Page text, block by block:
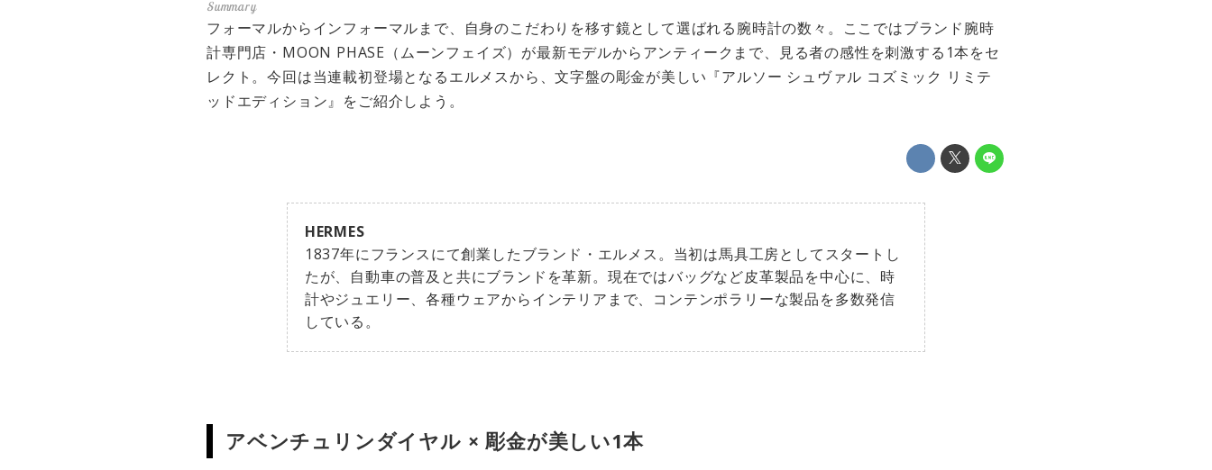
フォーマルからインフォーマルまで、自身のこだわりを移す鏡として選ばれる腕時計の数々。ここではブランド腕時
計専門店・MOON PHASE（ムーンフェイズ）が最新モデルからアンティークまで、見る者の感性を刺激する1本をセ
レクト。今回は当連載初登場となるエルメスから、文字盤の彫金が美しい『アルソー シュヴァル コズミック リミテ
ッドエディション』をご紹介しよう。
HERMES
1837年にフランスにて創業したブランド・エルメス。当初は馬具工房としてスタートし
たが、自動車の普及と共にブランドを革新。現在ではバッグなど皮革製品を中心に、時
計やジュエリー、各種ウェアからインテリアまで、コンテンポラリーな製品を多数発信
している。
アベンチュリンダイヤル × 彫金が美しい1本